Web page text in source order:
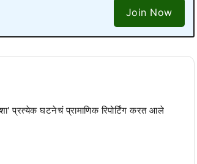
Join Now
प्रत्येक घटनेचं प्रामाणिक रिपोर्टिंग करत आले